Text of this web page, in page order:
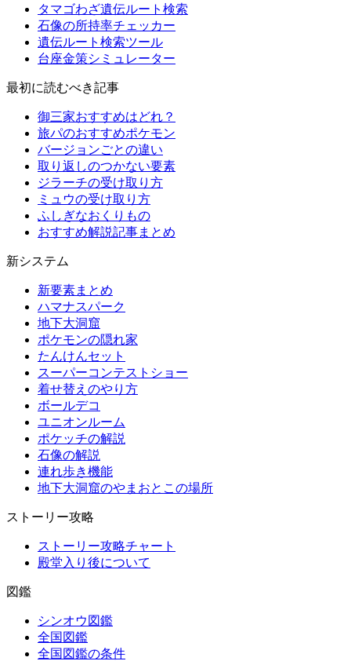
タマゴわざ遺伝ルート検索
石像の所持率チェッカー
遺伝ルート検索ツール
台座金策シミュレーター
最初に読むべき記事
御三家おすすめはどれ？
旅パのおすすめポケモン
バージョンごとの違い
取り返しのつかない要素
ジラーチの受け取り方
ミュウの受け取り方
ふしぎなおくりもの
おすすめ解説記事まとめ
新システム
新要素まとめ
ハマナスパーク
地下大洞窟
ポケモンの隠れ家
たんけんセット
スーパーコンテストショー
着せ替えのやり方
ボールデコ
ユニオンルーム
ポケッチの解説
石像の解説
連れ歩き機能
地下大洞窟のやまおとこの場所
ストーリー攻略
ストーリー攻略チャート
殿堂入り後について
図鑑
シンオウ図鑑
全国図鑑
全国図鑑の条件